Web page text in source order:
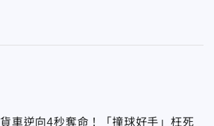
貨車逆向4秒奪命！「撞球好手」枉死